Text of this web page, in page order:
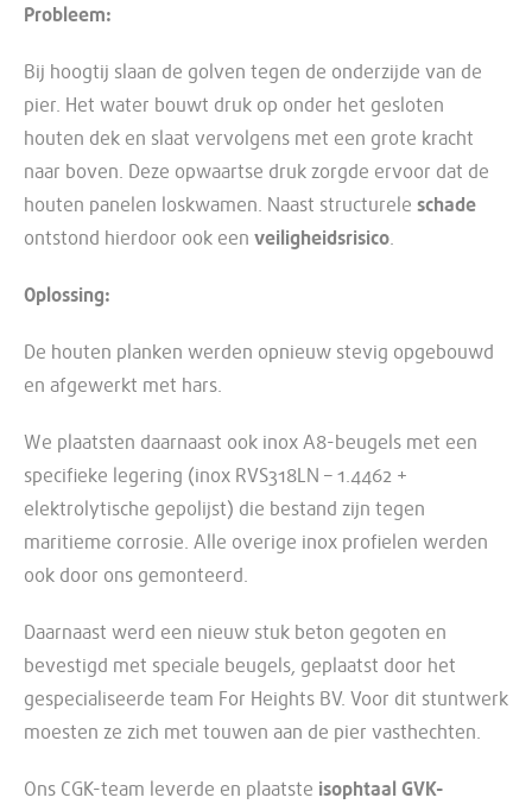
Probleem:
Bij hoogtij slaan de golven tegen de onderzijde van de
pier. Het water bouwt druk op onder het gesloten
houten dek en slaat vervolgens met een grote kracht
naar boven. Deze opwaartse druk zorgde ervoor dat de
houten panelen loskwamen. Naast structurele schade
ontstond hierdoor ook een veiligheidsrisico.
Oplossing:
De houten planken werden opnieuw stevig opgebouwd
en afgewerkt met hars.
We plaatsten daarnaast ook inoxA8-beugels met een
specifieke legering (inox RVS318LN – 1.4462 +
elektrolytische gepolijst) die bestand zijn tegen
maritieme corrosie. Alle overige inox profielen werden
ook door ons gemonteerd.
Daarnaast werd een nieuw stuk beton gegoten en
bevestigd met speciale beugels, geplaatst door het
gespecialiseerde team For Heights BV. Voor dit stuntwerk
moesten ze zich met touwen aan de pier vasthechten.
Ons CGK-team leverde en plaatste isophtaal GVK-